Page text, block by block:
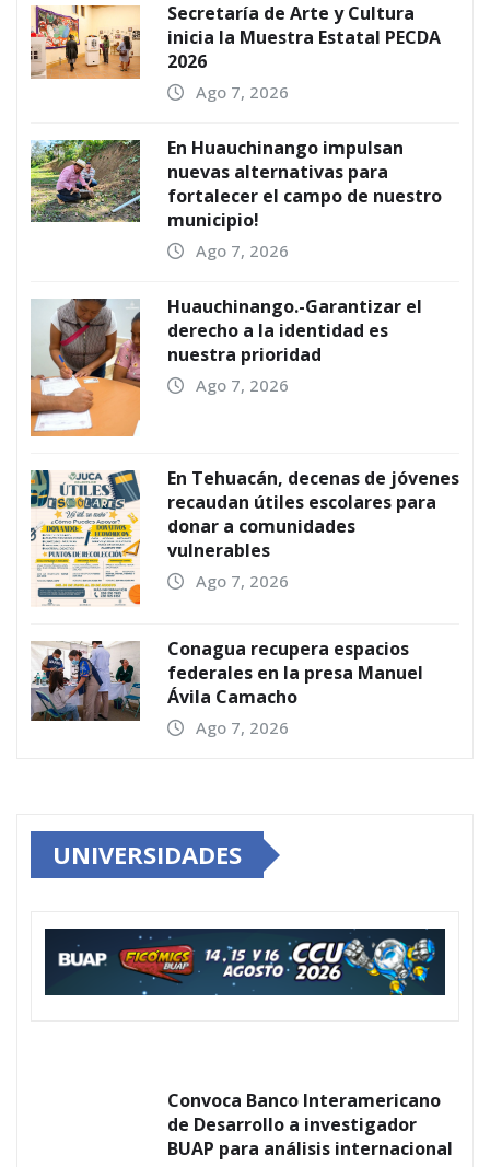
Secretaría de Arte y Cultura
inicia la Muestra Estatal PECDA
2026
Ago 7, 2026
En Huauchinango impulsan
nuevas alternativas para
fortalecer el campo de nuestro
municipio!
Ago 7, 2026
Huauchinango.-Garantizar el
derecho a la identidad es
nuestra prioridad
Ago 7, 2026
En Tehuacán, decenas de jóvenes
recaudan útiles escolares para
donar a comunidades
vulnerables
Ago 7, 2026
Conagua recupera espacios
federales en la presa Manuel
Ávila Camacho
Ago 7, 2026
UNIVERSIDADES
Convoca Banco Interamericano
de Desarrollo a investigador
BUAP para análisis internacional